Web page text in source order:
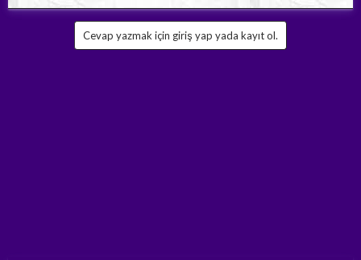
Cevap yazmak için giriş yap yada kayıt ol.